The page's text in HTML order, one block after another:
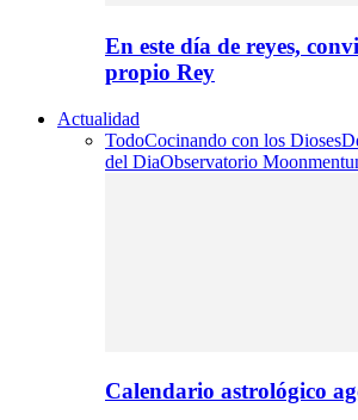
En este día de reyes,
propio Rey
Actualidad
TodoCocinando con los Dioses
del DiaObservatorio
Calendario astrológico